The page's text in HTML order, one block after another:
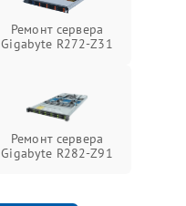
Ремонт сервера
Gigabyte R272-Z31
Ремонт сервера
Gigabyte R282-Z91